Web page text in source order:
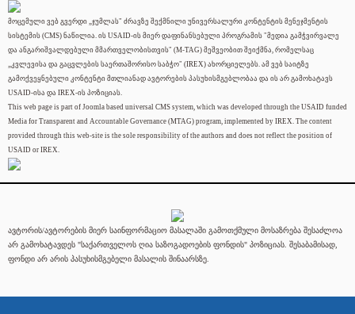
მოცემული ვებ გვერდი „ჯუმლას" ძრავზე შექმნილი უნივერსალური კონტენტის მენეჯმენტის
სისტემის (CMS) ნაწილია. ის USAID-ის მიერ დაფინანსებული პროგრამის "მედია გამჭვირვალე
და ანგარიშვალდებული მმართველობისთვის" (M-TAG) მეშვეობით შეიქმნა, რომელსაც
„კვლევისა და გაცვლების საერთაშორისო საბჭო" (IREX) ახორციელებს. ამ ვებ საიტზე
გამოქვეყნებული კონტენტი მთლიანად ავტორების პასუხისმგებლობაა და ის არ გამოხატავს
USAID-ისა და IREX-ის პოზიციას.
This web page is part of Joomla based universal CMS system, which was developed through the USAID funded
Media for Transparent and Accountable Governance (MTAG) program, implemented by IREX. The content
provided through this web-site is the sole responsibility of the authors and does not reflect the position of
USAID or IREX.
ავტორის/ავტორების მიერ საინფორმაციო მასალაში გამოთქმული მოსაზრება შესაძლოა
არ გამოხატავდეს "საქართველოს ღია საზოგადოების ფონდის" პოზიციას. შესაბამისად,
ფონდი არ არის პასუხისმგებელი მასალის შინაარსზე.